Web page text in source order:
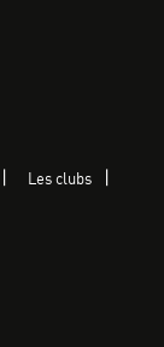
Les clubs